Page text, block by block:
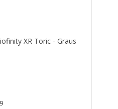
XR Toric - Graus